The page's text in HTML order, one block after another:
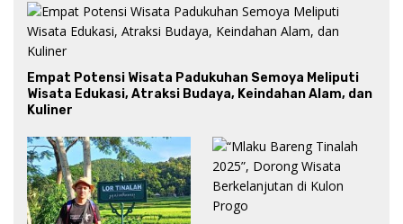
Empat Potensi Wisata Padukuhan Semoya Meliputi
Wisata Edukasi, Atraksi Budaya, Keindahan Alam, dan
Kuliner